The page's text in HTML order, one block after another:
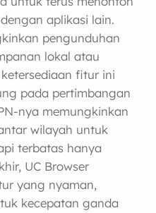
aplikasi lain.
pengunduhan
lokal atau
fitur ini
pada pertimbangan
nya memungkinkan
wilayah untuk
terbatas hanya
UC Browser
yang nyaman,
kecepatan ganda